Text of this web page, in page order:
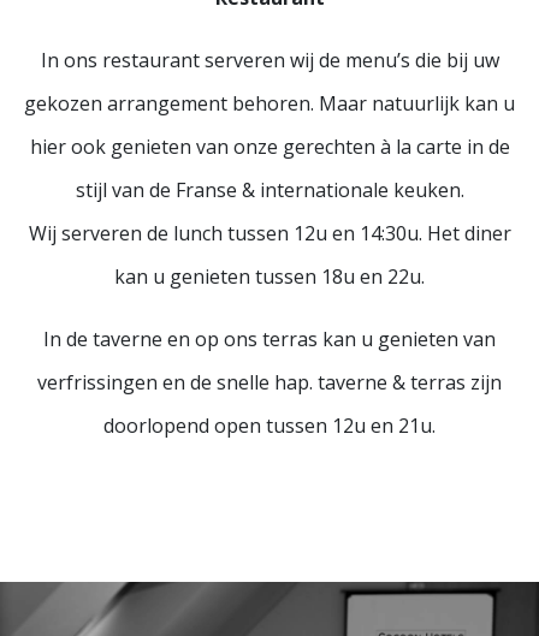
In ons restaurant serveren wij de menu’s die bij uw
gekozen arrangement behoren. Maar natuurlijk kan u
hier ook genieten van onze gerechten à la carte in de
stijl van de Franse & internationale keuken.
Wij serveren de lunch tussen 12u en 14:30u. Het diner
kan u genieten tussen 18u en 22u.
In de taverne en op ons terras kan u genieten van
verfrissingen en de snelle hap. taverne & terras zijn
doorlopend open tussen 12u en 21u.